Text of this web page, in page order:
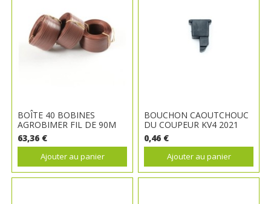
BOÎTE 40 BOBINES
AGROBIMER FIL DE 90M
63,36 €
Ajouter au panier
BOUCHON CAOUTCHOUC
DU COUPEUR KV4 2021
0,46 €
Ajouter au panier